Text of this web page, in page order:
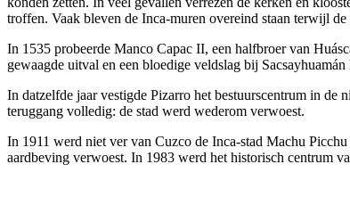
troffen. Vaak bleven de Inca-muren overeind staan terwijl
In 1535 probeerde Manco Capac II, een halfbroer van
gewaagde uitval en een bloedige veldslag bij
In datzelfde jaar vestigde Pizarro het bestuurscentrum in
teruggang volledig: de stad werd wederom verwoest.
In 1911 werd niet ver van Cuzco de Inca-stad Machu
aardbeving verwoest. In 1983 werd het historisch centrum